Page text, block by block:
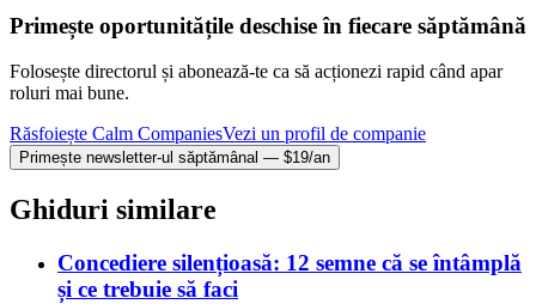
Primește oportunitățile deschise în fiecare săptămână
Folosește directorul și abonează-te ca să acționezi rapid când apar
roluri mai bune.
Răsfoiește Calm CompaniesVezi un profil de companie
Primește newsletter-ul săptămânal — $19/an
Ghiduri similare
Concediere silențioasă: 12 semne că se întâmplă
și ce trebuie să faci